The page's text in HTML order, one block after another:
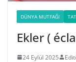
DÜNYA MUTFAĞI
Ekler (
24 Eylül 2025